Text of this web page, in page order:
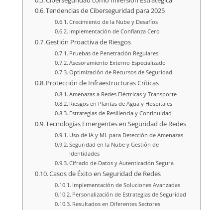
Tendencias de Ciberseguridad para 2025
Crecimiento de la Nube y Desafíos
Implementación de Confianza Cero
Gestión Proactiva de Riesgos
Pruebas de Penetración Regulares
Asesoramiento Externo Especializado
Optimización de Recursos de Seguridad
Protección de Infraestructuras Críticas
Amenazas a Redes Eléctricas y Transporte
Riesgos en Plantas de Agua y Hospitales
Estrategias de Resiliencia y Continuidad
Tecnologías Emergentes en Seguridad de Redes
Uso de IA y ML para Detección de Amenazas
Seguridad en la Nube y Gestión de
Identidades
Cifrado de Datos y Autenticación Segura
Casos de Éxito en Seguridad de Redes
Implementación de Soluciones Avanzadas
Personalización de Estrategias de Seguridad
Resultados en Diferentes Sectores